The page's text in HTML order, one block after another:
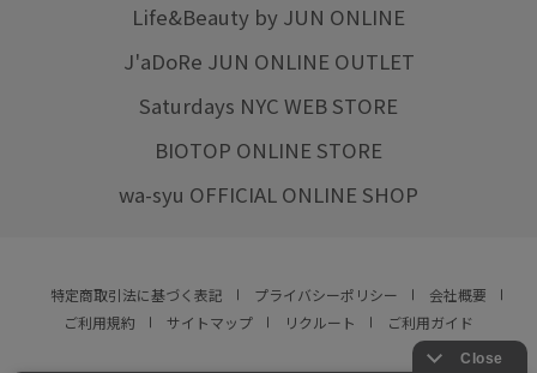
Life&Beauty by JUN ONLINE
J'aDoRe JUN ONLINE OUTLET
Saturdays NYC WEB STORE
BIOTOP ONLINE STORE
wa-syu OFFICIAL ONLINE SHOP
特定商取引法に基づく表記 プライバシーポリシー
会社概要
ご利用規約
サイトマップ リクルート ご利用ガイド